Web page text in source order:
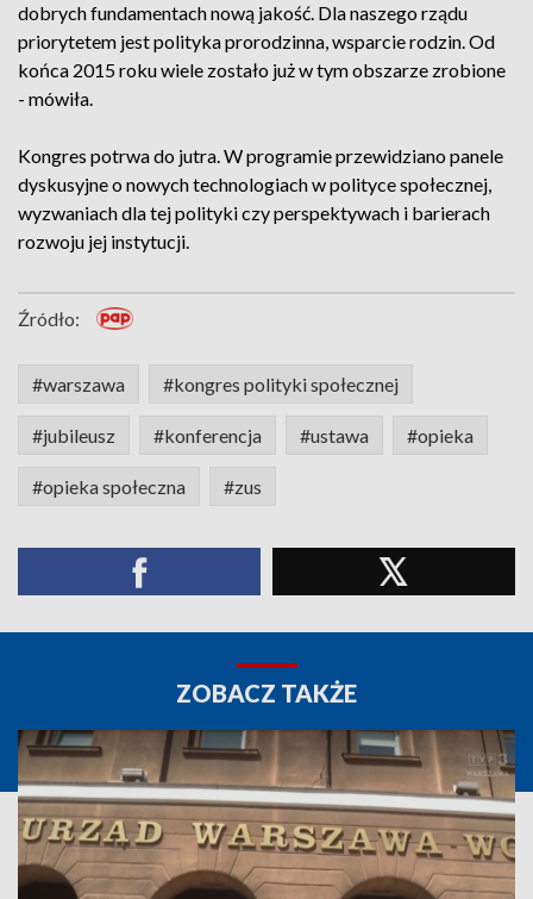
dobrych fundamentach nową jakość. Dla naszego rządu
priorytetem jest polityka prorodzinna, wsparcie rodzin. Od
końca 2015 roku wiele zostało już w tym obszarze zrobione
- mówiła.
Kongres potrwa do jutra. W programie przewidziano panele
dyskusyjne o nowych technologiach w polityce społecznej,
wyzwaniach dla tej polityki czy perspektywach i barierach
rozwoju jej instytucji.
Źródło:
#warszawa #kongres polityki społecznej
#jubileusz #konferencja #ustawa #opieka
#opieka społeczna #zus
ZOBACZ TAKŻE